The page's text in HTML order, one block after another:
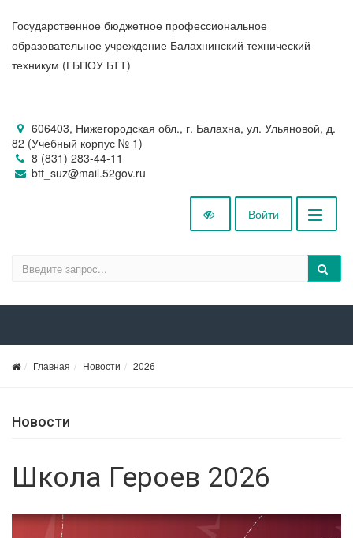
Государственное бюджетное профессиональное
образовательное учреждение Балахнинский технический
техникум (ГБПОУ БТТ)
606403, Нижегородская обл., г. Балахна, ул. Ульяновой, д.
82 (Учебный корпус № 1)
8 (831) 283-44-11
btt_suz@mail.52gov.ru
Войти
Главная Новости 2026
Новости
Школа Героев 2026